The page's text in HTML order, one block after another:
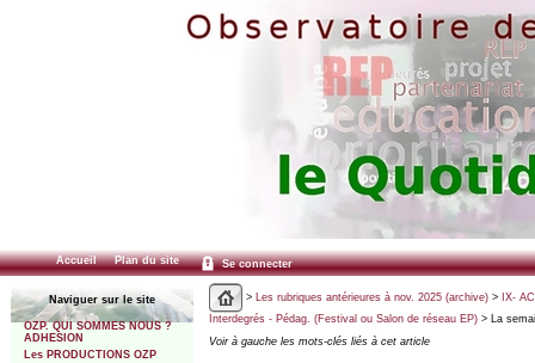
Accueil Plan du site Se connecter
Naviguer sur le site
OZP. QUI SOMMES NOUS ?
ADHESION
Les PRODUCTIONS OZP
> Les rubriques antérieures à nov. 2025 (archive)> IX-
Interdegrés - Pédag. (Festival ou Salon de réseau EP)> La
Voir à gauche les mots-clés liés à cet article